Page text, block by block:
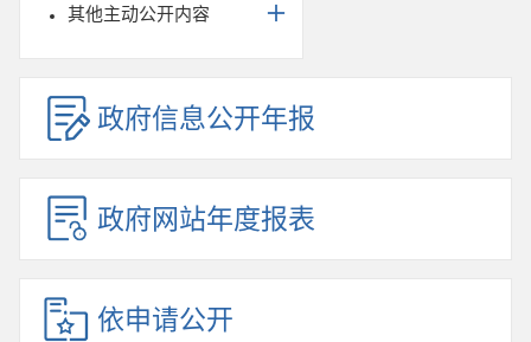
其他主动公开内容
政府信息公开年报
政府网站年度报表
依申请公开